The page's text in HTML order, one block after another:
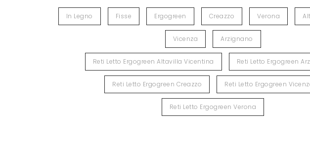
In Legno Fisse Ergogreen Creazzo Verona
Vicenza Arzignano
Reti Letto Ergogreen Altavilla Vicentina Reti Letto Ergogreen
Reti Letto Ergogreen Creazzo Reti Letto Ergogreen
Reti Letto Ergogreen Verona